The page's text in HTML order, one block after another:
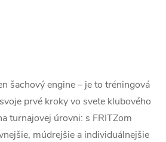
šachový engine – je to tréningová
prvé kroky vo svete klubového
turnajovej úrovni: s FRITZom
múdrejšie a individuálnejšie